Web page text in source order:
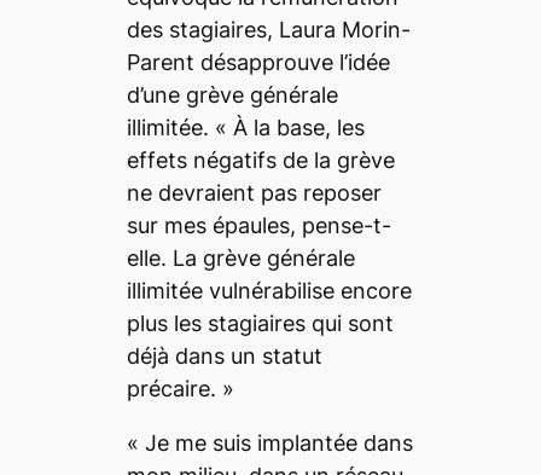
des stagiaires, Laura Morin-
Parent désapprouve l’idée
d’une grève générale
illimitée. « À la base, les
effets négatifs de la grève
ne devraient pas reposer
sur mes épaules, pense-t-
elle. La grève générale
illimitée vulnérabilise encore
plus les stagiaires qui sont
déjà dans un statut
précaire. »
« Je me suis implantée dans